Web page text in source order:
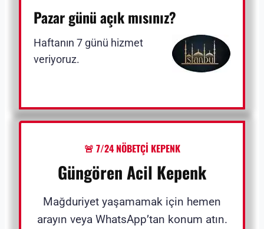
Pazar günü açık mısınız?
Haftanın 7 günü hizmet
veriyoruz.
🚨 7/24 NÖBETÇİ KEPENK
GüngörenAcil Kepenk
Mağduriyet yaşamamak için hemen
arayın veya WhatsApp’tan konum atın.